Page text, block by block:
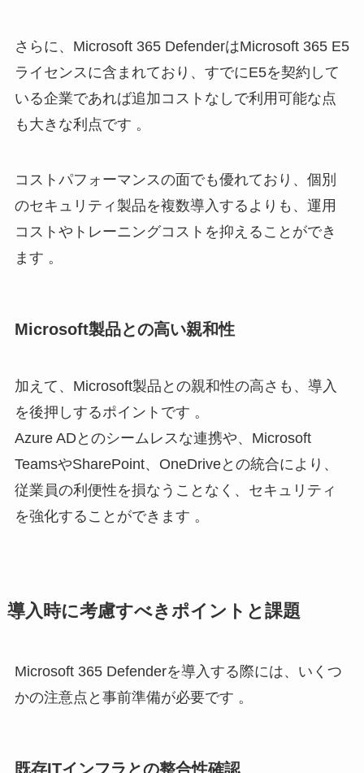
さらに、Microsoft 365 DefenderはMicrosoft 365 E5
ライセンスに含まれており、すでにE5を契約して
いる企業であれば追加コストなしで利用可能な点
も大きな利点です 。
コストパフォーマンスの面でも優れており、個別
のセキュリティ製品を複数導入するよりも、運用
コストやトレーニングコストを抑えることができ
ます 。
Microsoft製品との高い親和性
加えて、Microsoft製品との親和性の高さも、導入
を後押しするポイントです 。
Azure ADとのシームレスな連携や、Microsoft
TeamsやSharePoint、OneDriveとの統合により、
従業員の利便性を損なうことなく、セキュリティ
を強化することができます 。
導入時に考慮すべきポイントと課題
Microsoft 365 Defenderを導入する際には、いくつ
かの注意点と事前準備が必要です 。
既存ITインフラとの整合性確認